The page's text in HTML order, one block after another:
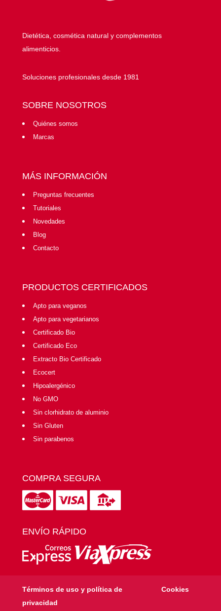
Dietética, cosmética natural y complementos
alimenticios.
Soluciones profesionales desde 1981
SOBRE NOSOTROS
Quiénes somos
Marcas
MÁS INFORMACIÓN
Preguntas frecuentes
Tutoriales
Novedades
Blog
Contacto
PRODUCTOS CERTIFICADOS
Apto para veganos
Apto para vegetarianos
Certificado Bio
Certificado Eco
Extracto Bio Certificado
Ecocert
Hipoalergénico
No GMO
Sin clorhidrato de aluminio
Sin Gluten
Sin parabenos
COMPRA SEGURA
ENVÍO RÁPIDO
Términos de uso y política de
privacidad
Cookies